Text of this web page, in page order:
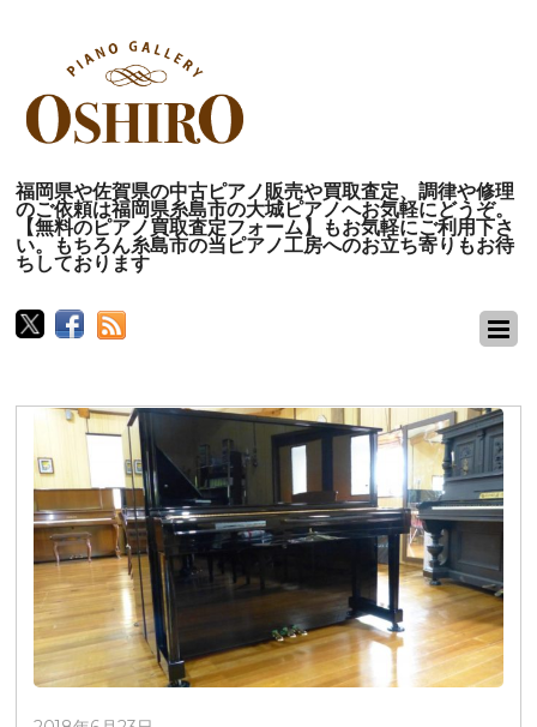
福岡県や佐賀県の中古ピアノ販売や買取査定、調律や修理
のご依頼は福岡県糸島市の大城ピアノへお気軽にどうぞ。
【無料のピアノ買取査定フォーム】もお気軽にご利用下さ
い。もちろん糸島市の当ピアノ工房へのお立ち寄りもお待
ちしております